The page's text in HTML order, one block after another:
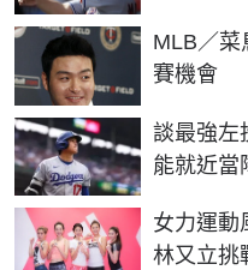
MLB／
賽機會
談最強左
能就近當
女力運動
林又立挑